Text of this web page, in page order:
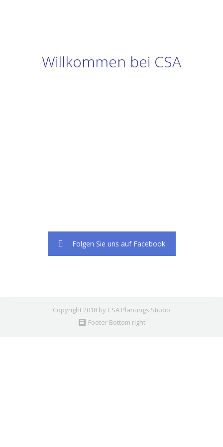
Willkommen bei CSA
Folgen Sie uns auf Facebook
Copyright 2018 by CSA Planungs.Studio
Footer Bottom right